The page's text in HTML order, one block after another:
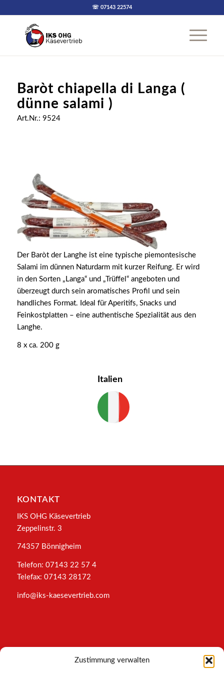
Zustimmung verwalten
☏ 07143 22574
Baròt chiapella di Langa (
dünne salami )
Art.Nr.: 9524
Der Baròt der Langhe ist eine typische piemontesische
Salami im dünnen Naturdarm mit kurzer Reifung. Er wird
in den Sorten „Langa“ und „Trüffel“ angeboten und
überzeugt durch sein aromatisches Profil und sein
handliches Format. Ideal für Aperitifs, Snacks und
Feinkostplatten – eine authentische Spezialität aus den
Langhe.
8 x ca. 200 g
Italien
KONTAKT
IKS OHG Käsevertrieb
Zeppelinstr. 3
74357 Bönnigheim
Telefon: 07143 22 57 4
Telefax: 07143 28172
info@iks-kaesevertrieb.com
INFORMATIONEN